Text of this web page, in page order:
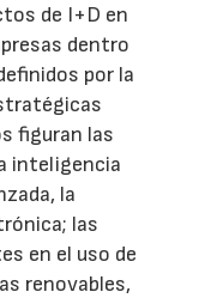
de I+D en
dentro
por la
figuran las
inteligencia
la
las
en el uso de
renovables,